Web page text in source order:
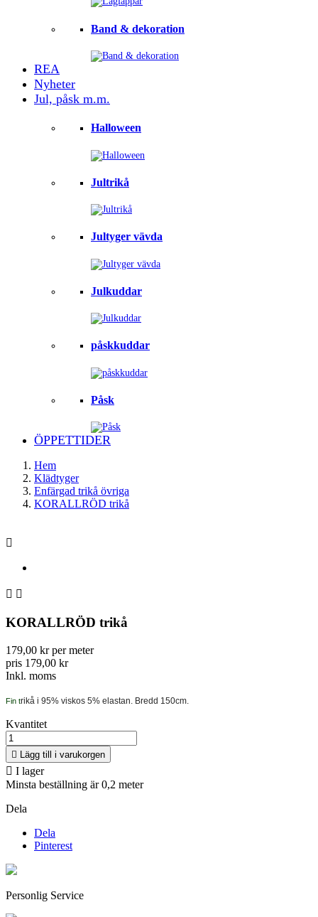
Band & dekoration
REA
Nyheter
Jul, påsk m.m.
Halloween
Jultrikå
Jultyger vävda
Julkuddar
påskkuddar
Påsk
ÖPPETTIDER
Hem
Klädtyger
Enfärgad trikå övriga
KORALLRÖD trikå

 
KORALLRÖD trikå
179,00 kr per meter
pris 179,00 kr
Inkl. moms
Fin trikå i 95% viskos 5% elastan. Bredd 150cm.
Kvantitet
 Lägg till i varukorgen
 I lager
Minsta beställning är 0,2 meter
Dela
Dela
Pinterest
Personlig Service